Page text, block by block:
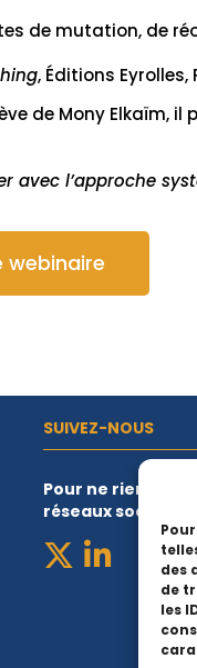
des
de
les
de mutation, de
, Éditions Eyrolles,
de Mony Elkaïm,
avec l’approche
webinaire
SUIVEZ-NOUS
Pour ne rien
réseaux sociaux